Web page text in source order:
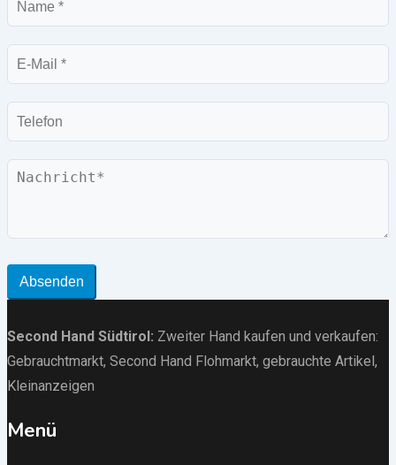
E-
Mail
Telefon
Nachricht
Absenden
Second Hand Südtirol : Zweiter Hand kaufen und verkaufen:
Gebrauchtmarkt, Second Hand Flohmarkt, gebrauchte Artikel ,
Kleinanzeigen
Menü